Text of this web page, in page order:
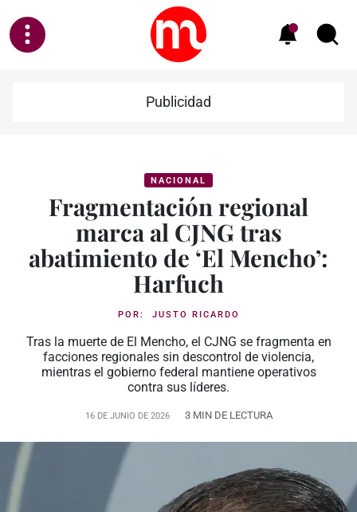
Publicidad
NACIONAL
Fragmentación regional
marca al CJNG tras
abatimiento de ‘El Mencho’:
Harfuch
POR: JUSTO RICARDO
Tras la muerte de El Mencho, el CJNG se fragmenta en
facciones regionales sin descontrol de violencia,
mientras el gobierno federal mantiene operativos
contra sus líderes.
16 DE JUNIO DE 2026 3 MIN DE LECTURA